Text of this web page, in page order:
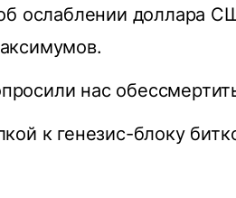
ослаблении доллара
нас
к генезис-блоку